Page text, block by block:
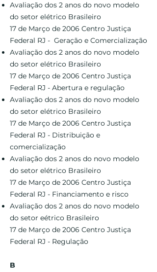
Avaliação dos 2 anos do novo modelo
do setor elétrico Brasileiro
17 de Março de 2006 Centro Justiça
Federal RJ - Geração e Comercialização
Avaliação dos 2 anos do novo modelo
do setor elétrico Brasileiro
17 de Março de 2006 Centro Justiça
Federal RJ - Abertura e regulação
Avaliação dos 2 anos do novo modelo
do setor elétrico Brasileiro
17 de Março de 2006 Centro Justiça
Federal RJ - Distribuição e
comercialização
Avaliação dos 2 anos do novo modelo
do setor elétrico Brasileiro
17 de Março de 2006 Centro Justiça
Federal RJ - Financiamento e risco
Avaliação dos 2 anos do novo modelo
do setor eétrico Brasileiro
17 de Março de 2006 Centro Justiça
Federal RJ - Regulação
B